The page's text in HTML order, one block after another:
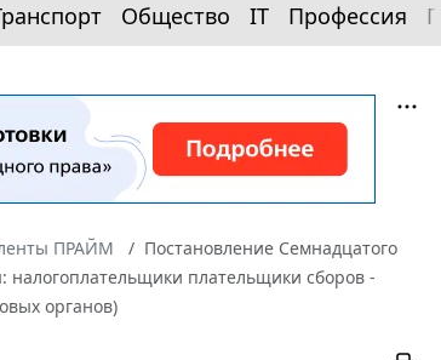
Общество IT Профессия
ПРАЙМ
Постановление Семнадцатого
налогоплательщики плательщики сборов -
органов)